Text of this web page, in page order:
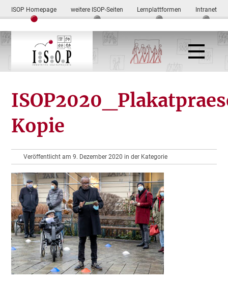
ISOP Homepage weitere ISOP-Seiten Lernplattformen Intranet
Kopie
Veröffentlicht am 9. Dezember 2020 in der Kategorie